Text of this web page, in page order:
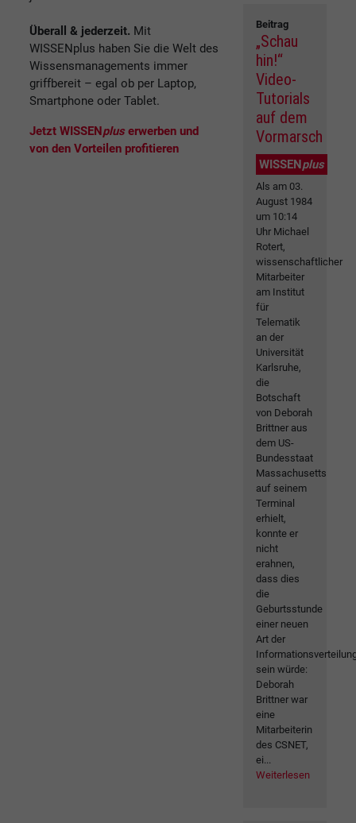
Überall & jederzeit. Mit
WISSENplus haben Sie die Welt des
Wissensmanagements immer
griffbereit – egal ob per Laptop,
Smartphone oder Tablet.
Jetzt WISSENplus erwerben und
von den Vorteilen profitieren
Beitrag
„Schau
hin!“
Video-
Tutorials
auf dem
Vormarsch
WISSENplus
Als am 03.
August 1984
um 10:14
Uhr Michael
Rotert,
wissenschaftlicher
Mitarbeiter
am Institut
für
Telematik
an der
Universität
Karlsruhe,
die
Botschaft
von Deborah
Brittner aus
dem US-
Bundesstaat
Massachusetts
auf seinem
Terminal
erhielt,
konnte er
nicht
erahnen,
dass dies
die
Geburtsstunde
einer neuen
Art der
sein würde:
Deborah
Brittner war
eine
Mitarbeiterin
des CSNET,
ei...
Weiterlesen